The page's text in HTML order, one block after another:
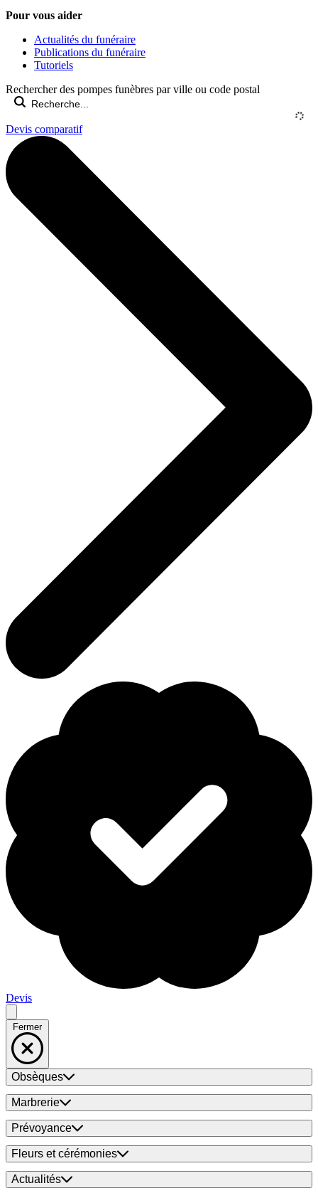
Pour vous aider
Actualités du funéraire
Publications du funéraire
Tutoriels
Rechercher des pompes funèbres par ville ou code postal
Devis comparatif
Devis
Fermer
Obsèques
Marbrerie
Prévoyance
Fleurs et cérémonies
Actualités